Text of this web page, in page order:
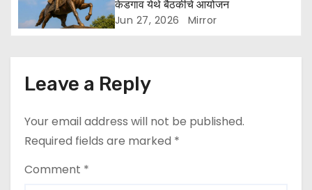
केडगाव येथे बैठकीचे आयोजन
Jun 27, 2026 Mirror
Leave a Reply
Your email address will not be published.
Required fields are marked *
Comment *